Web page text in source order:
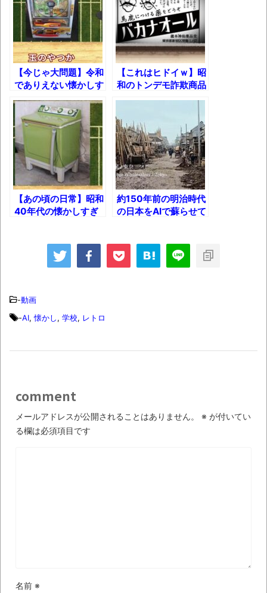
お！！！！！」→結
果･････････････････････････････
【動画】カニ、ちょっかい出してきた陰に
ブチギレ
長野県のなめこのデカさが規格外だったｗ
ｗ
新装版「ご冗談でしょう、ファインマンさ
ん（上）（下）」発売
【画像】整形で2400万円超えの美女、水着
グラビアに挑戦
歴ログは10周年ですがnoteに引っ越します
ば自分たちで紹介だ！
時代の流れ
【衝撃】道志村の骨や服、沢の上流から流
飛行
【中国】パトカーの前で好演技www当たり
屋やお煽り運転など盛りだくさん
【今じゃ大問題】令和
でありえない懐かしす
ぎる「昭和の習慣」
20選!!
【これはヒドイｗ】昭
和のトンデモ詐欺商品
８選！
【あの頃の日常】昭和
40年代の懐かしすぎ
約150年前の明治時代
の日本をAIで蘇らせて
-動画
-AI,懐かし, 学校, レトロ
comment
メールアドレスが公開されることはありません。 ※ が付いてい
る欄は必須項目です
名前 ※